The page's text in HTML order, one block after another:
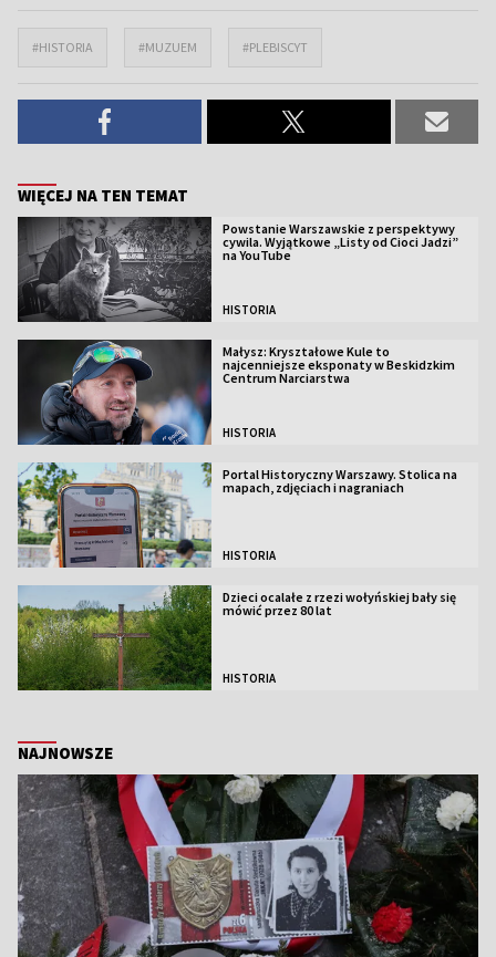
#HISTORIA #MUZUEM #PLEBISCYT
WIĘCEJ NA TEN TEMAT
Powstanie Warszawskie z perspektywy
cywila. Wyjątkowe „Listy od Cioci Jadzi”
na YouTube
HISTORIA
Małysz: Kryształowe Kule to
najcenniejsze eksponaty w Beskidzkim
Centrum Narciarstwa
HISTORIA
Portal Historyczny Warszawy. Stolica na
mapach, zdjęciach i nagraniach
HISTORIA
Dzieci ocalałe z rzezi wołyńskiej bały się
mówić przez 80 lat
HISTORIA
NAJNOWSZE